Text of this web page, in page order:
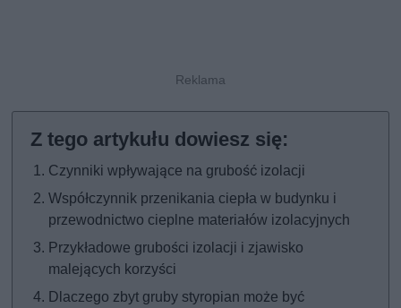
Czynniki wpływające na grubość izolacji
Współczynnik przenikania ciepła w budynku i
przewodnictwo cieplne materiałów izolacyjnych
Przykładowe grubości izolacji i zjawisko
malejących korzyści
Dlaczego zbyt gruby styropian może być